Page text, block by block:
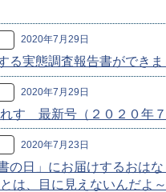
2020年7月29日
る実態調査報告書ができま
2020年7月29日
す 最新号（２０２０年７
2020年7月23日
の日」にお届けするおは
は、目に見えないんだよ